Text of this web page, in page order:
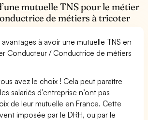
mutuelle TNS pour le métier
de métiers à tricoter
avantages à avoir une mutuelle TNS en
Conducteur / Conductrice de métiers
avez le choix ! Cela peut paraître
salariés d’entreprise n’ont pas
de leur mutuelle en France. Cette
imposée par le DRH, ou par le